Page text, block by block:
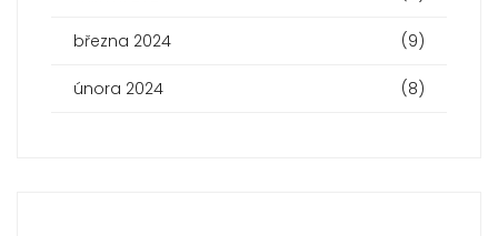
března 2024 (9)
února 2024 (8)